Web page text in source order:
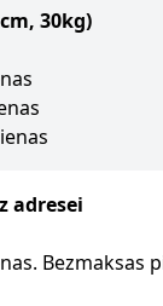
30kg)
adresei
Bezmaksas